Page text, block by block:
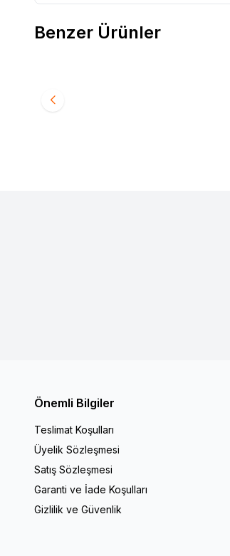
Benzer Ürünler
1.710,00
Önemli Bilgiler
Teslimat Koşulları
Üyelik Sözleşmesi
Satış Sözleşmesi
Garanti ve İade Koşulları
Gizlilik ve Güvenlik